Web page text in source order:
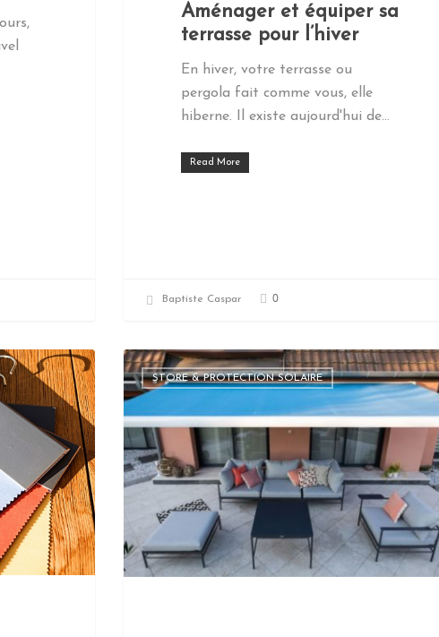
Aménager et équiper sa
terrasse pour l’hiver
En hiver, votre terrasse ou
pergola fait comme vous, elle
hiberne. Il existe aujourd'hui de…
Read More
Baptiste Caspar 0
STORE & PROTECTION SOLAIRE